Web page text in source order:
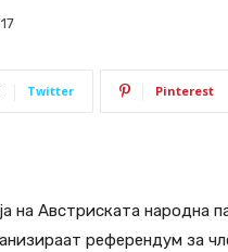
Twitter Pinterest
на Австриската народна
референдум за